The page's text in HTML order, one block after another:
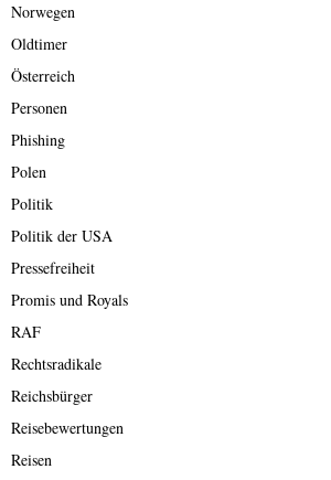
Norwegen
Oldtimer
Österreich
Personen
Phishing
Polen
Politik
Politik der USA
Pressefreiheit
Promis und Royals
RAF
Rechtsradikale
Reichsbürger
Reisebewertungen
Reisen